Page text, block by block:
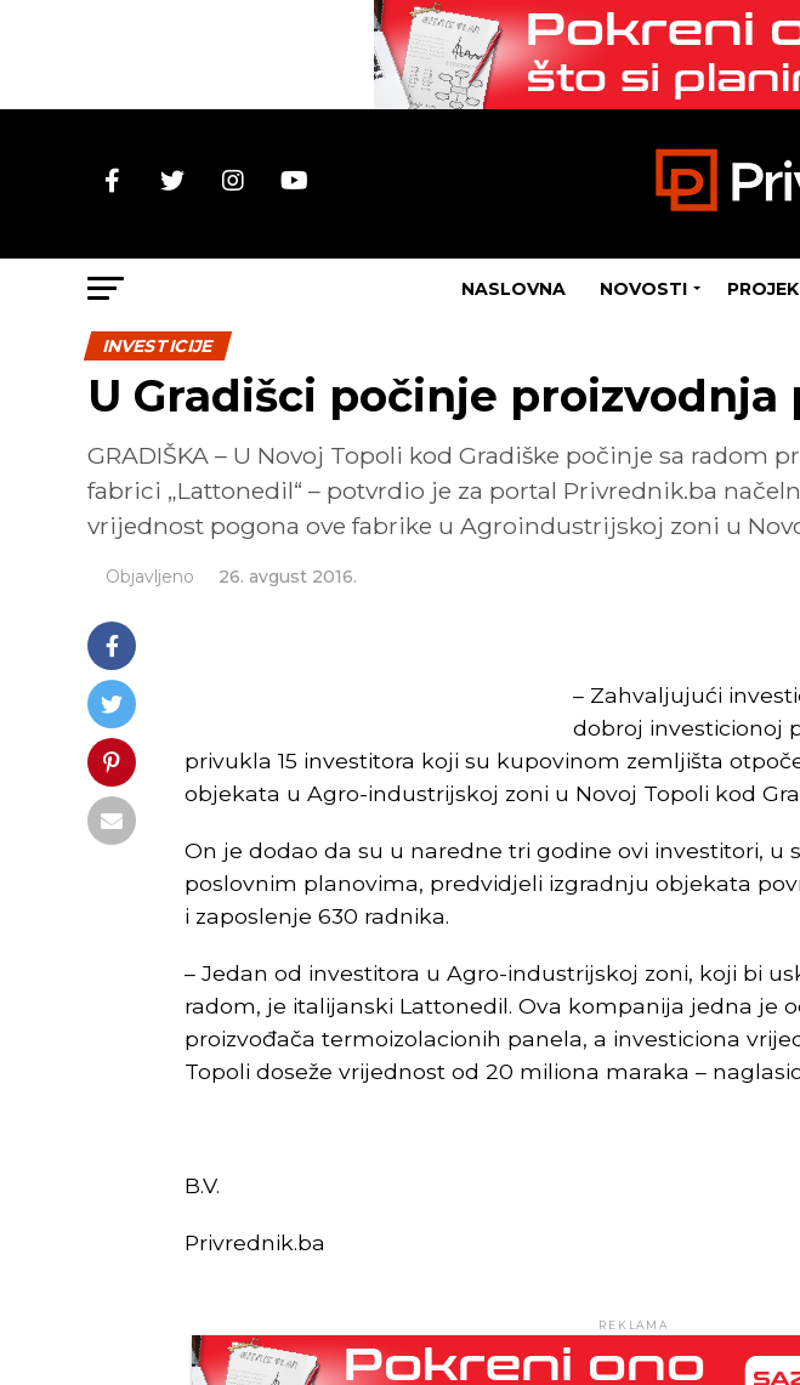
NASLOVNA NOVOSTI
INVESTICIJE
U Gradišci počinje proizvodnja
GRADIŠKA – U Novoj Topoli kod Gradiške počinje sa
fabrici „Lattonedil“ – potvrdio je za portal Privrednik.ba
vrijednost pogona ove fabrike u Agroindustrijskoj zoni u
Objavljeno 26. avgust 2016.
– Zahvaljujući
dobroj investicionoj
privukla 15 investitora koji su kupovinom zemljišta
objekata u Agro-industrijskoj zoni u Novoj Topoli kod
On je dodao da su u naredne tri godine ovi investitori, u
poslovnim planovima, predvidjeli izgradnju objekata
i zaposlenje 630 radnika.
– Jedan od investitora u Agro-industrijskoj zoni, koji bi
radom, je italijanski Lattonedil. Ova kompanija jedna je
proizvođača termoizolacionih panela, a investiciona
Topoli doseže vrijednost od 20 miliona maraka –
B.V.
Privrednik.ba
REKLAMA